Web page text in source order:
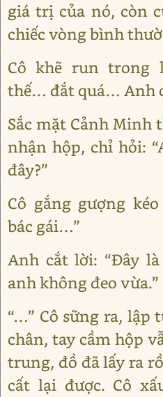
giá trị của nó, còn
chiếc vòng bình
Cô khẽ run trong
thế… đắt quá… Anh
Sắc mặt Cảnh Minh
nhận hộp, chỉ hỏi:
đây?”
Cô gắng gượng
bác gái…”
Anh cắt lời: “Đây
anh không đeo vừa.”
“…” Cô sững ra, lập
chân, tay cầm hộp
trung, đồ đã lấy ra
cất lại được. Cô